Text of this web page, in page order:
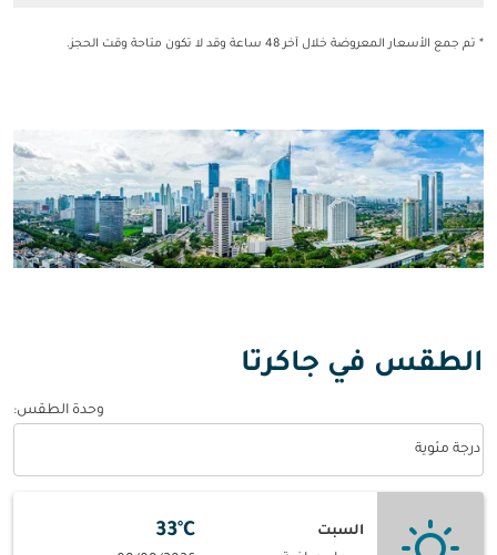
* تم جمع الأسعار المعروضة خلال آخر 48 ساعة وقد لا تكون متاحة وقت الحجز.
الطقس في جاكرتا
وحدة الطقس:
درجة مئوية
السبت
33°C